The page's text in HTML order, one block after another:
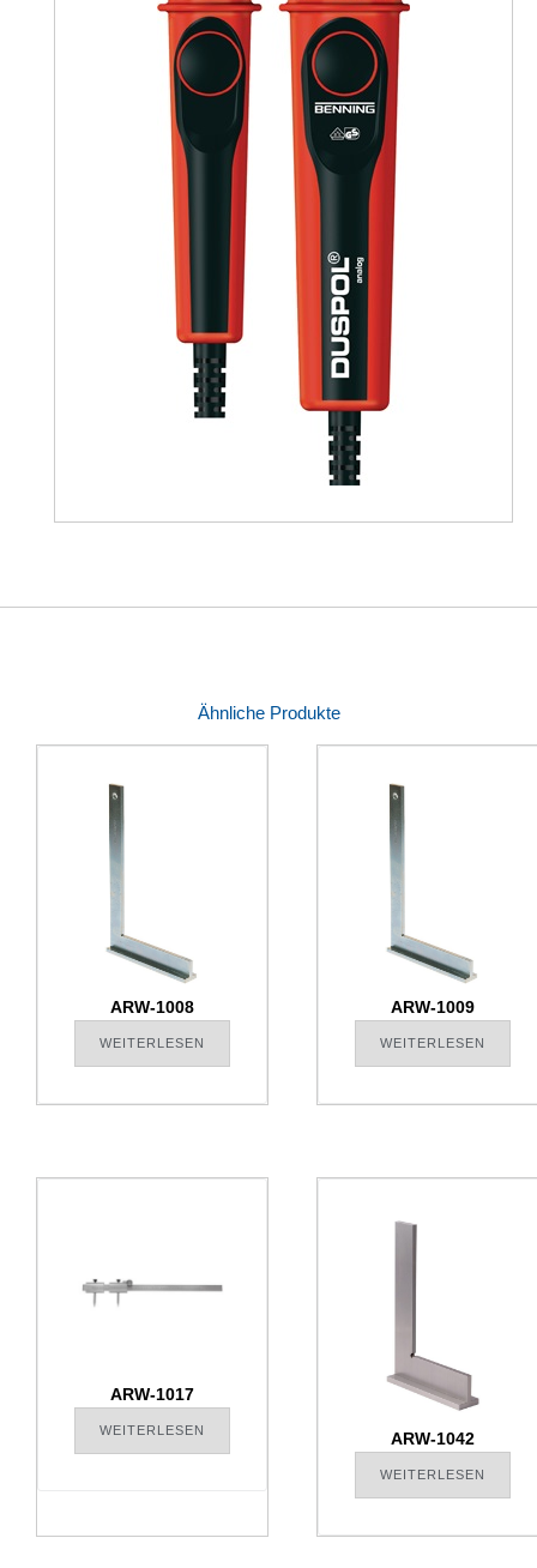
Ähnliche Produkte
ARW-1008
WEITERLESEN
ARW-1009
WEITERLESEN
ARW-1017
WEITERLESEN ARW-1042
WEITERLESEN